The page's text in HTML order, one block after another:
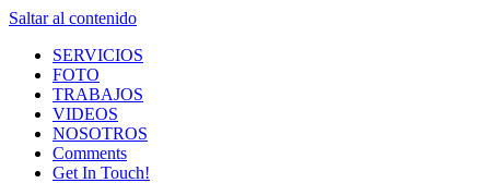
Saltar al contenido
SERVICIOS
FOTO
TRABAJOS
VIDEOS
NOSOTROS
Comments
Get In Touch!